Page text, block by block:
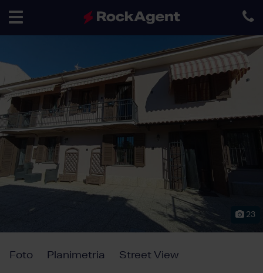
navigation
23
Foto Planimetria Street View